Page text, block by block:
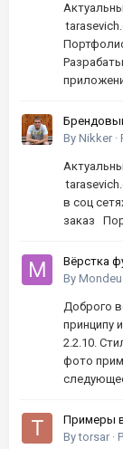
By Nikker ·
в соц
заказ
Вёрстка
By
Доброго
принципу
2.2.10.
фото
Примеры
Bytorsar ·